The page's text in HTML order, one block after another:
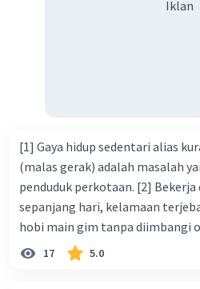
Iklan
[1] Gaya hidup sedentari alias
(malas gerak) adalah masalah
penduduk perkotaan. [2]
sepanjang hari, kelamaan
hobi main gim tanpa diimbangi
bentuk dari gaya hidup
salah satu orang yang sering
17 5.0